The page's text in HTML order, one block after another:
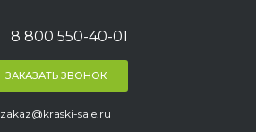
8 800 550-40-01
ЗАКАЗАТЬ ЗВОНОК
zakaz@kraski-sale.ru